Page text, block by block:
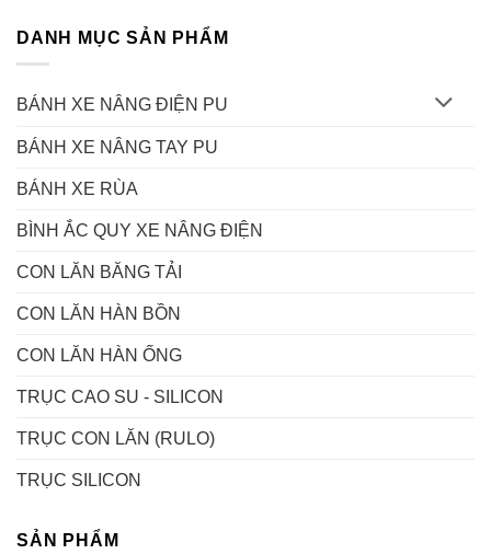
DANH MỤC SẢN PHẨM
BÁNH XE NÂNG ĐIỆN PU
BÁNH XE NÂNG TAY PU
BÁNH XE RÙA
BÌNH ẮC QUY XE NÂNG ĐIỆN
CON LĂN BĂNG TẢI
CON LĂN HÀN BỒN
CON LĂN HÀN ỐNG
TRỤC CAO SU - SILICON
TRỤC CON LĂN (RULO)
TRỤC SILICON
SẢN PHẨM